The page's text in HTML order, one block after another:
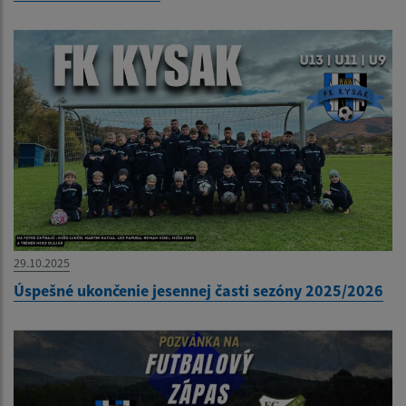
29.10.2025
Úspešné ukončenie jesennej časti sezóny 2025/2026